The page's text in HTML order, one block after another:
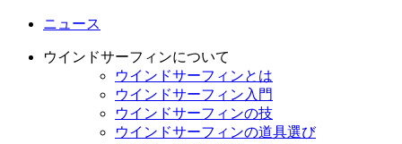
ニュース
ウインドサーフィンについて
ウインドサーフィンとは
ウインドサーフィン入門
ウインドサーフィンの技
ウインドサーフィンの道具選び